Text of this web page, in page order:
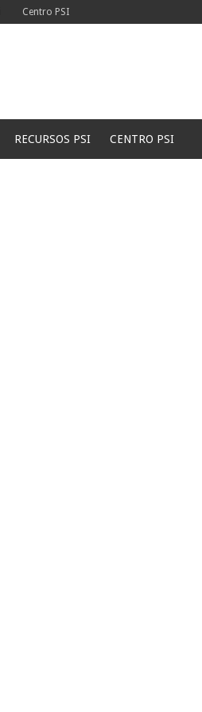
Centro PSI
RECURSOS PSI CENTRO PSI